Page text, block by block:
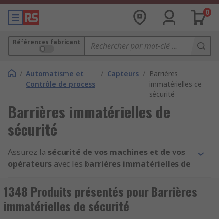
0
Références fabricant
/ Automatisme et
Contrôle de process
/ Capteurs / Barrières
immatérielles de
sécurité
Barrières immatérielles de
sécurité
Assurez la sécurité de vos machines et de vos
opérateurs avec les barrières immatérielles de
détection sont indispensables pourprotéger
les zones dangereusesetempêcher tout
accès non autorisé. Grâce à leur
1348 Produits présentés pour Barrières
immatérielles de sécurité